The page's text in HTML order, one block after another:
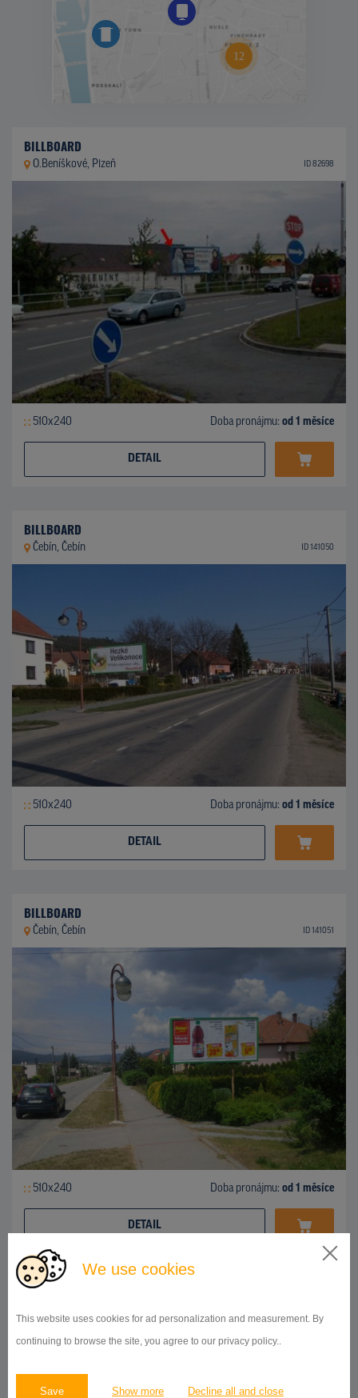
We use cookies
This website uses cookies for ad personalization and measurement. By
continuing to browse the site, you agree to our privacy policy..
Save Show more Decline all and close
BILLBOARD
O.Beníškové, Plzeň ID 82698
510x240 Doba pronájmu: od 1 měsíce
DETAIL
BILLBOARD
Čebín, Čebín ID 141050
510x240 Doba pronájmu: od 1 měsíce
DETAIL
BILLBOARD
Čebín, Čebín ID 141051
510x240 Doba pronájmu: od 1 měsíce
DETAIL
výpadovka Brno-Svitavy, Česká ID 141058